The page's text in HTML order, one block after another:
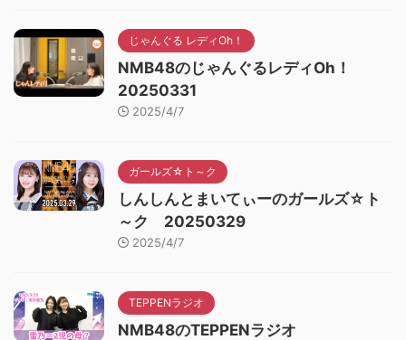
じゃんぐる レディOh！
NMB48のじゃんぐるレディOh！
20250331
2025/4/7
ガールズ☆ト～ク
しんしんとまいてぃーのガールズ☆ト
～ク 20250329
2025/4/7
TEPPENラジオ
NMB48のTEPPENラジオ